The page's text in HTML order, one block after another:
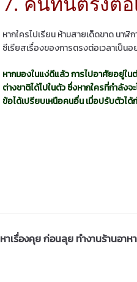
หากใครไปเรียน ห้ามสายเด็ดขาด นาฬิ
ซีเรียสเรื่องของการตรงต่อเวลาเป็นอ
หากมองในแง่ดีแล้ว การไปอาศัยอยู่ใ
ต่างชาติได้ไปในตัว ซึ่งหากใครที่กำลัง
ข้อได้เปรียบเหนือคนอื่น เมื่อปรับตัวไ
หาเรื่องคุย ก่อนลุย ทำงานร้านอาห